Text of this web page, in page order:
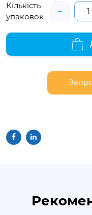
Кількість
упаковок
−